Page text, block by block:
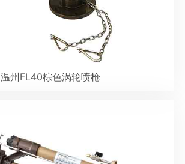
温州FL40棕色涡轮喷枪